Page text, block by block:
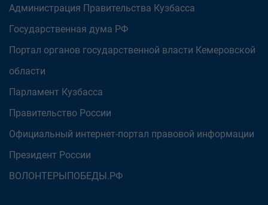
Администрация Правительства Кузбасса
Государственная дума РФ
Портал органов государственной власти Кемеровской
области
Парламент Кузбасса
Правительство России
Официальный интернет-портал правовой информации
Президент России
ВОЛОНТЕРЫПОБЕДЫ.РФ